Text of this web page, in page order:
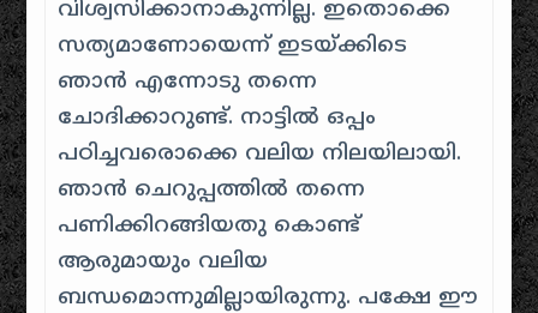
വിശ്വസിക്കാനാകുന്നില്ല. ഇതൊക്കെ
സത്യമാണോയെന്ന് ഇടയ്ക്കിടെ
ഞാന്‍ എന്നോടു തന്നെ
ചോദിക്കാറുണ്ട്. നാട്ടില്‍ ഒപ്പം
പഠിച്ചവരൊക്കെ വലിയ നിലയിലായി.
‌ഞാന്‍ ചെറുപ്പത്തിൽ തന്നെ
പണിക്കിറങ്ങിയതു കൊണ്ട്
ആരുമായും വലിയ
ബന്ധമൊന്നുമില്ലായിരുന്നു. പക്ഷേ ഈ